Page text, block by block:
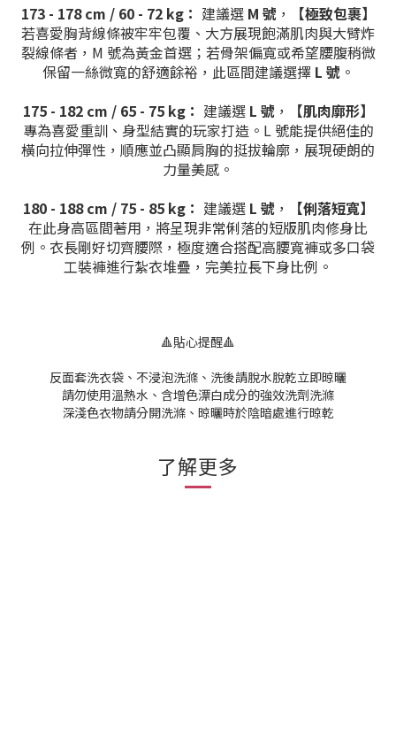
173 - 178 cm / 60 - 72 kg： 建議選 M 號，
【極致包裹】
若喜愛胸背線條被牢牢包覆、大方展現飽滿肌肉與大臂炸
裂線條者，M 號為黃金首選；若骨架偏寬或希望腰腹稍微
保留一絲微寬的舒適餘裕，此區間建議選擇 L 號。
175 - 182 cm / 65 - 75 kg： 建議選 L 號，
【肌肉廓形】
專為喜愛重訓、身型結實的玩家打造。L 號能提供絕佳的
橫向拉伸彈性，順應並凸顯肩胸的挺拔輪廓，展現硬朗的
力量美感。
180 - 188 cm / 75 - 85 kg： 建議選 L 號，
【俐落短寬】
在此身高區間著用，將呈現非常俐落的短版肌肉修身比
例。衣長剛好切齊腰際，極度適合搭配高腰寬褲或多口袋
工裝褲進行紮衣堆疊，完美拉長下身比例。
🔺貼心提醒🔺
反面套洗衣袋、不浸泡洗滌、洗後請脫水脫乾立即晾曬
請勿使用溫熱水、含增色漂白成分的強效洗劑洗滌
深淺色衣物請分開洗滌、晾曬時於陰暗處進行晾乾
了解更多